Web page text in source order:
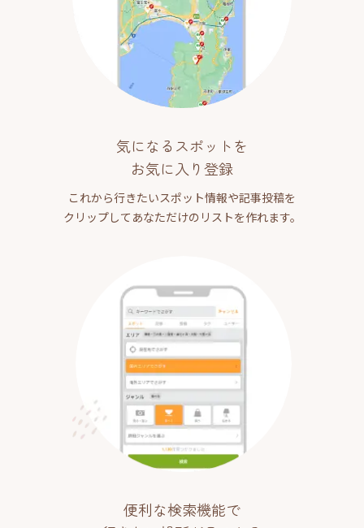
気になるスポットを
お気に入り登録
これから行きたいスポット情報や記事投稿を
クリップしてあなただけのリストを作れます。
便利な検索機能で